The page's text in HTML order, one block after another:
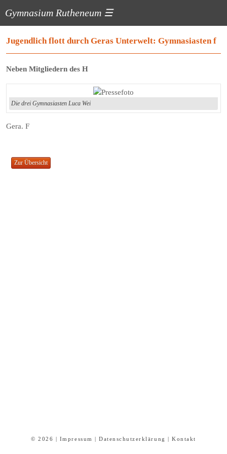
Gymnasium Rutheneum ☰
Jugendlich flott durch Geras Unterwelt: Gymnasiasten f
Neben Mitgliedern des H
Die drei Gymnasiasten Luca Wei
Gera. F
© 2026 | Impressum |Datenschutzerklärung |Kontakt